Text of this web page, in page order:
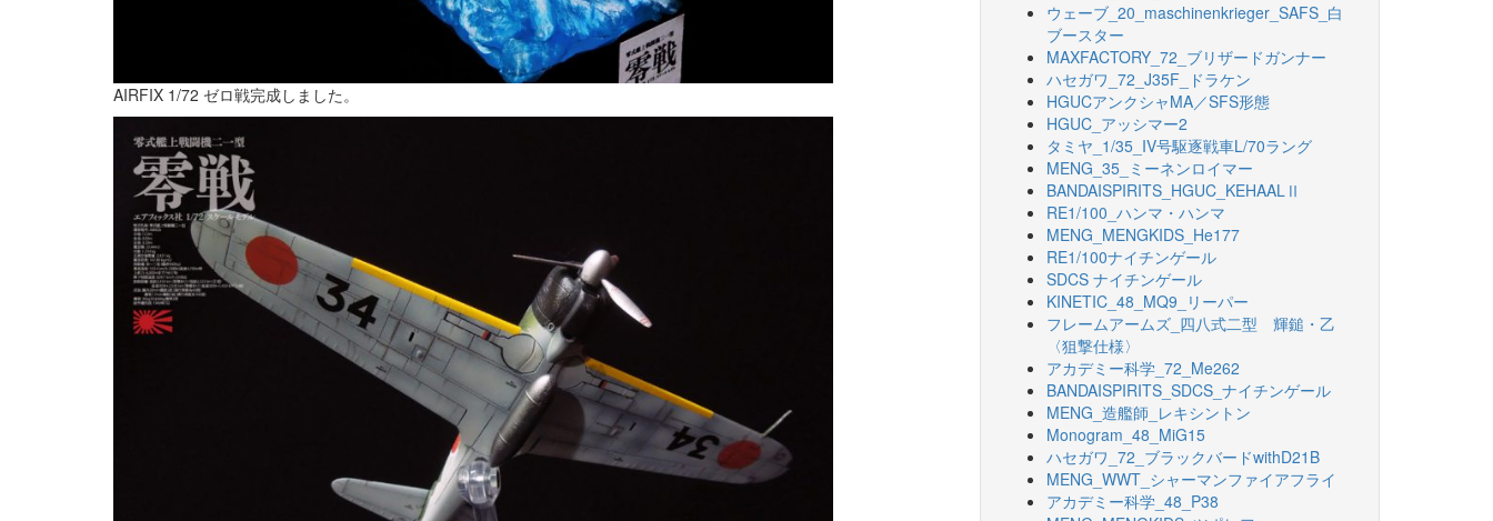
AIRFIX 1/72 ゼロ戦完成しました。
ウェーブ_20_maschinenkrieger_SAFS_白
ブースター
MAXFACTORY_72_ブリザードガンナー
ハセガワ_72_J35F_ドラケン
HGUCアンクシャMA／SFS形態
HGUC_アッシマー2
タミヤ_1/35_IV号駆逐戦車L/70ラング
MENG_35_ミーネンロイマー
BANDAISPIRITS_HGUC_KEHAALⅡ
RE1/100_ハンマ・ハンマ
MENG_MENGKIDS_He177
RE1/100ナイチンゲール
SDCS ナイチンゲール
KINETIC_48_MQ9_リーパー
フレームアームズ_四八式二型 輝鎚・乙
〈狙撃仕様〉
アカデミー科学_72_Me262
BANDAISPIRITS_SDCS_ナイチンゲール
MENG_造艦師_レキシントン
Monogram_48_MiG15
ハセガワ_72_ブラックバードwithD21B
MENG_WWT_シャーマンファイアフライ
アカデミー科学_48_P38